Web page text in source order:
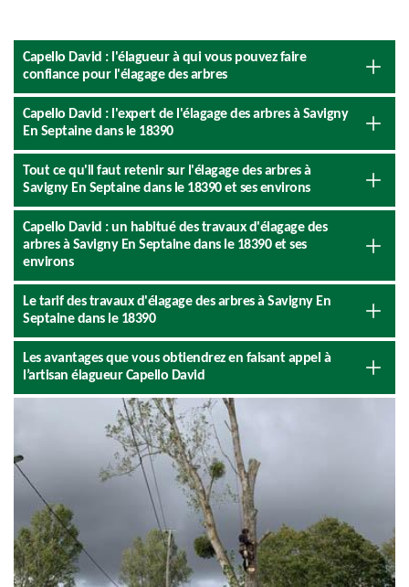
Capello David : l'élagueur à qui vous pouvez faire
confiance pour l'élagage des arbres
Capello David : l'expert de l'élagage des arbres à Savigny
En Septaine dans le 18390
Tout ce qu'il faut retenir sur l'élagage des arbres à
Savigny En Septaine dans le 18390 et ses environs
Capello David : un habitué des travaux d'élagage des
arbres à Savigny En Septaine dans le 18390 et ses
environs
Le tarif des travaux d'élagage des arbres à Savigny En
Septaine dans le 18390
Les avantages que vous obtiendrez en faisant appel à
l’artisan élagueur Capello David